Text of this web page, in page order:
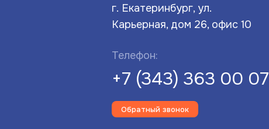
г. Екатеринбург, ул.
Карьерная, дом 26, офис 10
Телефон:
+7 (343) 363 00 07
Обратный звонок